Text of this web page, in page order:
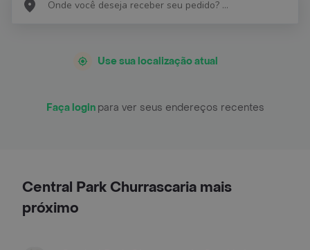
Use sua localização atual
Faça login para ver seus endereços recentes
Central Park Churrascaria mais
próximo